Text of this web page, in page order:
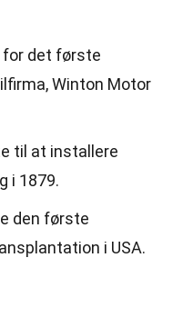
for det første
Winton Motor
til at installere
i 1879.
den første
i USA.